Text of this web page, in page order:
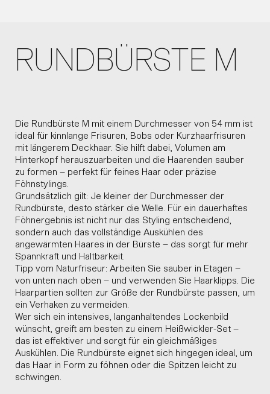
RUNDBÜRSTE M
Die Rundbürste M mit einem Durchmesser von 54 mm ist
ideal für kinnlange Frisuren, Bobs oder Kurzhaarfrisuren
mit längerem Deckhaar. Sie hilft dabei, Volumen am
Hinterkopf herauszuarbeiten und die Haarenden sauber
zu formen – perfekt für feines Haar oder präzise
Föhnstylings.
Grundsätzlich gilt: Je kleiner der Durchmesser der
Rundbürste, desto stärker die Welle. Für ein dauerhaftes
Föhnergebnis ist nicht nur das Styling entscheidend,
sondern auch das vollständige Auskühlen des
angewärmten Haares in der Bürste – das sorgt für mehr
Spannkraft und Haltbarkeit.
Tipp vom Naturfriseur: Arbeiten Sie sauber in Etagen –
von unten nach oben – und verwenden Sie Haarklipps. Die
Haarpartien sollten zur Größe der Rundbürste passen, um
ein Verhaken zu vermeiden.
Wer sich ein intensives, langanhaltendes Lockenbild
wünscht, greift am besten zu einem Heißwickler-Set –
das ist effektiver und sorgt für ein gleichmäßiges
Auskühlen. Die Rundbürste eignet sich hingegen ideal, um
das Haar in Form zu föhnen oder die Spitzen leicht zu
schwingen.